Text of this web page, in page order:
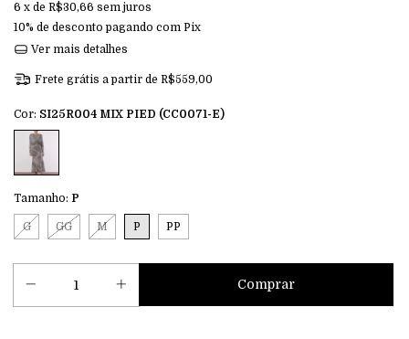
6 x de R$30,66 sem juros
10% de desconto pagando com Pix
Ver mais detalhes
Frete grátis a partir de R$559,00
Cor: SI25R004 MIX PIED (CC0071-E)
Tamanho: P
G GG M P PP